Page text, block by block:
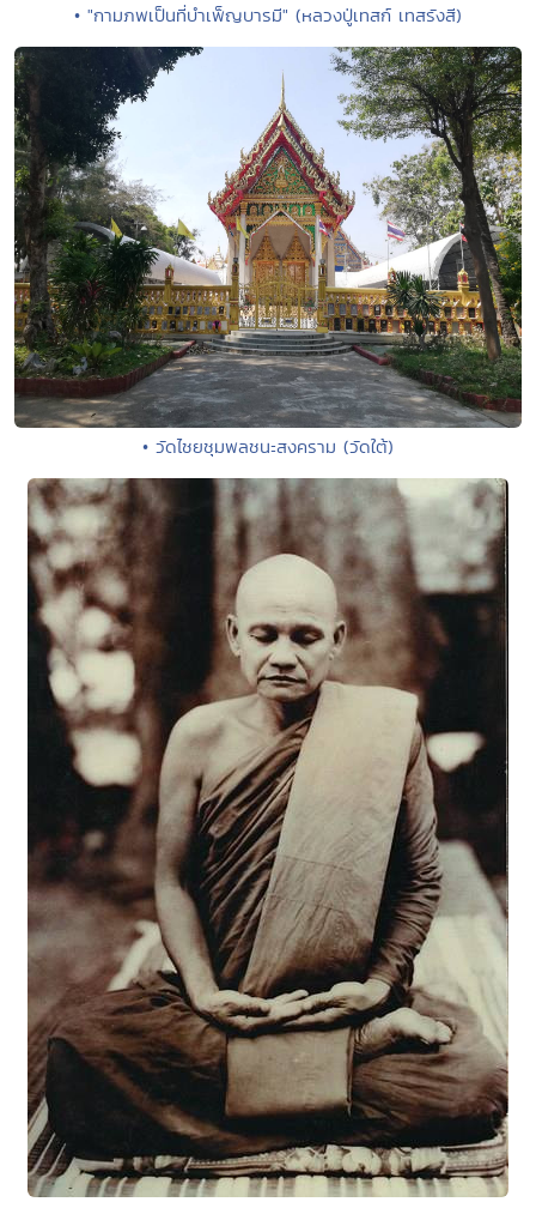
• "กามภพเป็นที่บำเพ็ญบารมี" (หลวงปู่เทสก์ เทสรังสี)
• วัดไชยชุมพลชนะสงคราม (วัดใต้)